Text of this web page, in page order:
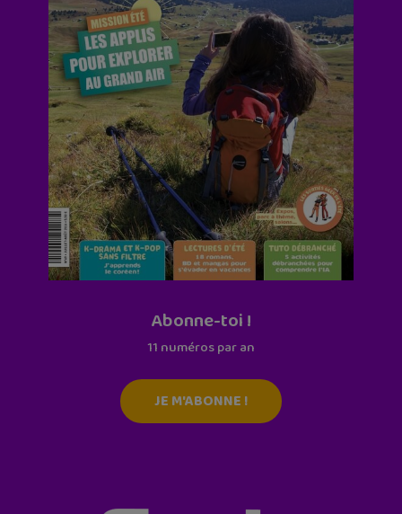
Abonne-toi !
11 numéros par an
JE M'ABONNE !